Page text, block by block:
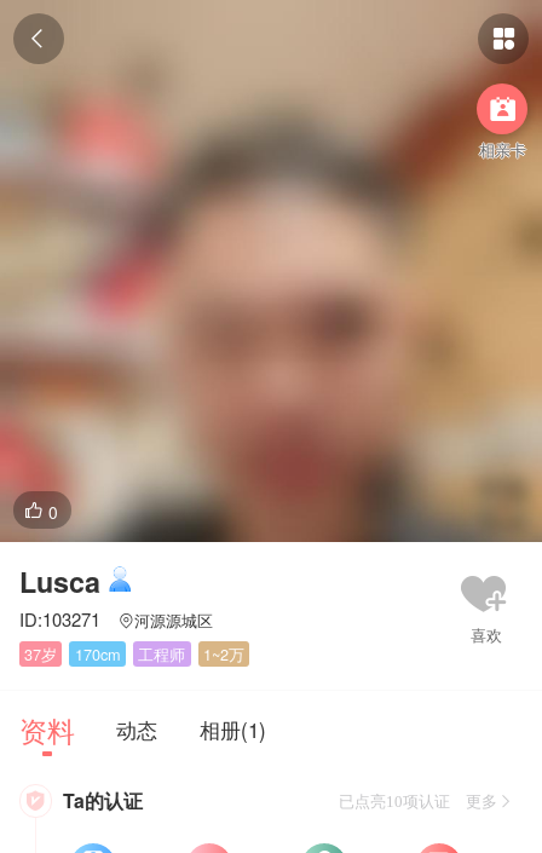
 

相亲卡
 0
Lusca
ID:103271 河源源城区
37岁
170cm 工程师 1~2万
资料 动态 相册(1)
 Ta的认证 已点亮10项认证 更多